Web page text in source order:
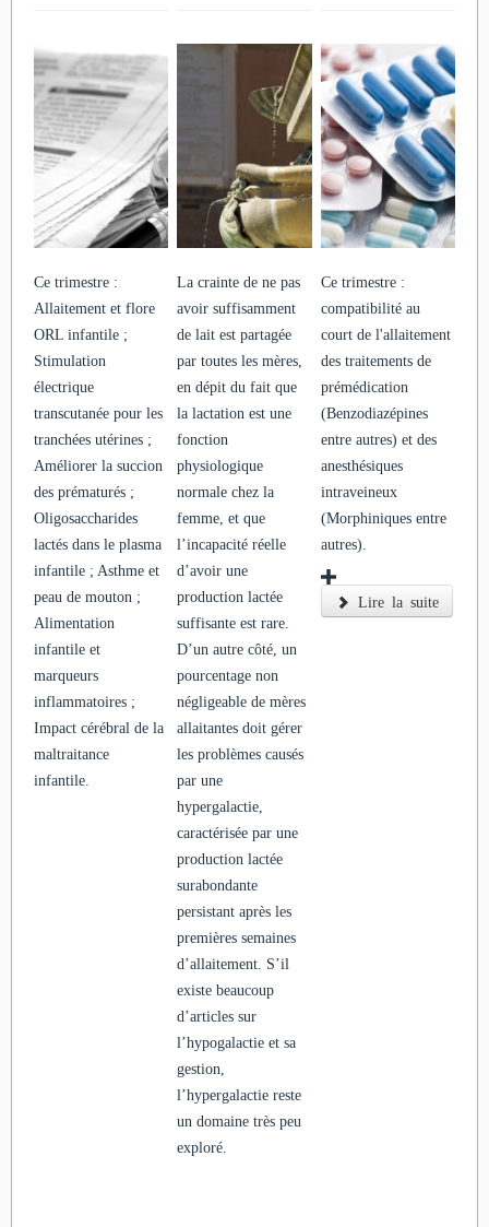
Ce trimestre :
Allaitement et flore
ORL infantile ;
Stimulation
électrique
transcutanée pour les
tranchées utérines ;
Améliorer la succion
des prématurés ;
Oligosaccharides
lactés dans le plasma
infantile ; Asthme et
peau de mouton ;
Alimentation
infantile et
marqueurs
inflammatoires ;
Impact cérébral de la
maltraitance
infantile.
La crainte de ne pas
avoir suffisamment
de lait est partagée
par toutes les mères,
en dépit du fait que
la lactation est une
fonction
physiologique
normale chez la
femme, et que
l’incapacité réelle
d’avoir une
production lactée
suffisante est rare.
D’un autre côté, un
pourcentage non
négligeable de mères
allaitantes doit gérer
les problèmes causés
par une
hypergalactie,
caractérisée par une
production lactée
surabondante
persistant après les
premières semaines
d’allaitement. S’il
existe beaucoup
d’articles sur
l’hypogalactie et sa
gestion,
l’hypergalactie reste
un domaine très peu
exploré.
Ce trimestre :
compatibilité au
court de l'allaitement
des traitements de
prémédication
(Benzodiazépines
entre autres) et des
anesthésiques
intraveineux
(Morphiniques entre
autres).
Lire la suite